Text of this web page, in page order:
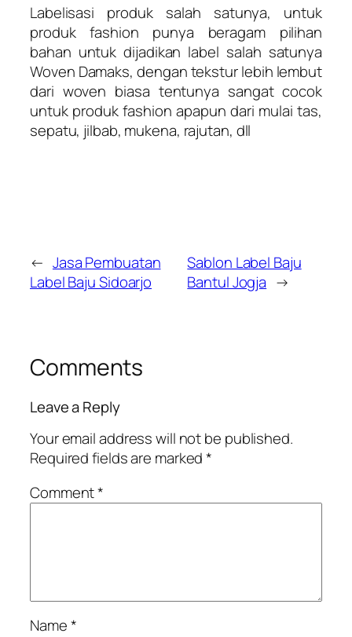
Labelisasi produk salah satunya, untuk
produk fashion punya beragam pilihan
bahan untuk dijadikan label salah satunya
Woven Damaks, dengan tekstur lebih lembut
dari woven biasa tentunya sangat cocok
untuk produk fashion apapun dari mulai tas,
sepatu, jilbab, mukena, rajutan, dll
← Jasa Pembuatan
Label Baju Sidoarjo
Sablon Label Baju
Bantul Jogja →
Comments
Leave a Reply
Your email address will not be published.
Required fields are marked*
Comment*
Name*